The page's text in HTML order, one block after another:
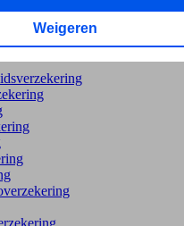
Weigeren